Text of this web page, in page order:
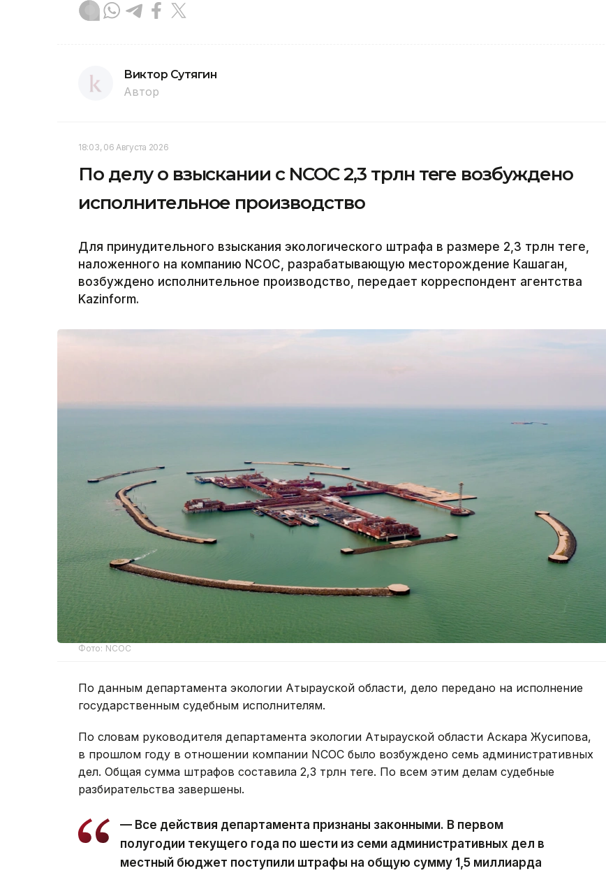
Виктор Сутягин
Автор
18:03, 06 Августа 2026
По делу о взыскании с NCOC 2,3 трлн теңге возбуждено
исполнительное производство
Для принудительного взыскания экологического штрафа в размере 2,3 трлн теңге,
наложенного на компанию NCOC, разрабатывающую месторождение Кашаган,
возбуждено исполнительное производство, передает корреспондент агентства
Kazinform.
Фото: NCOC
По данным департамента экологии Атырауской области, дело передано на исполнение
государственным судебным исполнителям.
По словам руководителя департамента экологии Атырауской области Аскара Жусипова,
в прошлом году в отношении компании NCOC было возбуждено семь административных
дел. Общая сумма штрафов составила 2,3 трлн теңге. По всем этим делам судебные
разбирательства завершены.
— Все действия департамента признаны законными. В первом
полугодии текущего года по шести из семи административных дел в
местный бюджет поступили штрафы на общую сумму 1,5 миллиарда